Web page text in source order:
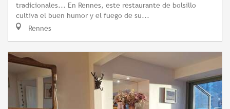
tradicionales... En Rennes, este restaurante de bolsillo
cultiva el buen humor y el fuego de su...
Rennes